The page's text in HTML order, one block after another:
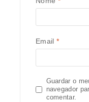
Email *
Guardar o
navegador
comentar.